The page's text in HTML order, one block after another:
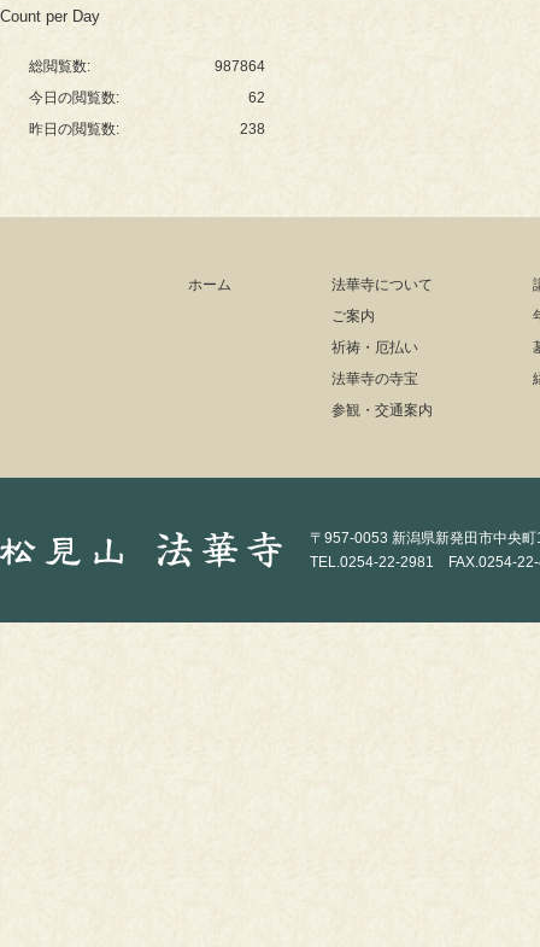
Count per Day
987864
総閲覧数:
62
今日の閲覧数:
238
昨日の閲覧数:
ホーム
法華寺について
ご案内
祈祷・厄払い
法華寺の寺宝
参観・交通案内
〒957-0053 新潟県新発田市中央
TEL.0254-22-2981 FAX.0254-